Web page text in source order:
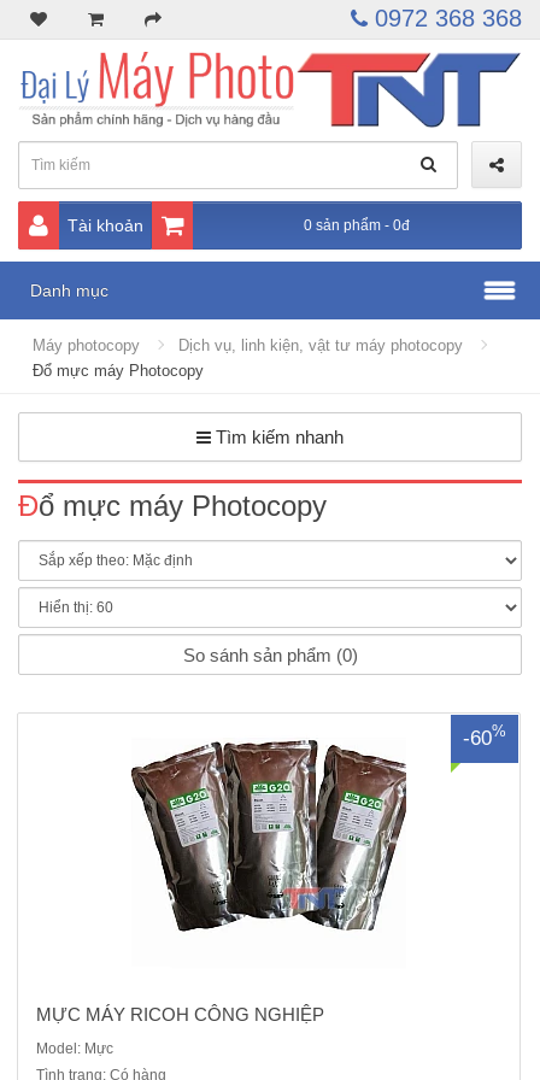
0972 368 368
Tài khoản 0 sản phẩm - 0đ
Danh mục
Máy photocopy
Dịch vụ, linh kiện, vật tư máy photocopy
Đổ mực máy Photocopy
Tìm kiếm nhanh
Đổ mực máy Photocopy
So sánh sản phẩm (0)
-60%
Mực dùng cho các dòng máy ricoh công nghiêp mp
MỰC MÁY RICOH CÔNG NGHIỆP
Model: Mực
Tình trạng: Có hàng